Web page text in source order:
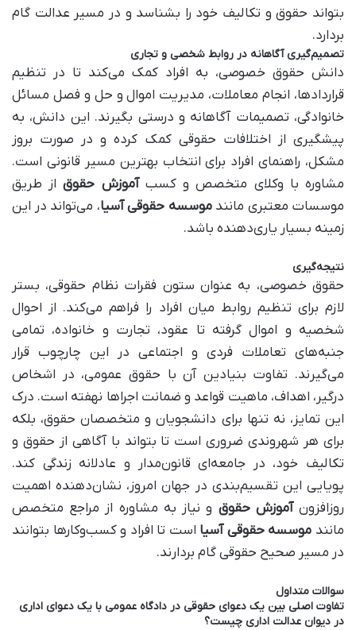
بتواند حقوق و تکالیف خود را بشناسد و در مسیر عدالت گام
بردارد.
تصمیم‌گیری آگاهانه در روابط شخصی و تجاری
دانش حقوق خصوصی، به افراد کمک می‌کند تا در تنظیم
قراردادها، انجام معاملات، مدیریت اموال و حل و فصل مسائل
خانوادگی، تصمیمات آگاهانه و درستی بگیرند. این دانش، به
پیشگیری از اختلافات حقوقی کمک کرده و در صورت بروز
مشکل، راهنمای افراد برای انتخاب بهترین مسیر قانونی است.
مشاوره با وکلای متخصص و کسبآموزش حقوقاز طریق
موسسات معتبری مانندموسسه حقوقی آسیا، می‌تواند در این
زمینه بسیار یاری‌دهنده باشد.
نتیجه‌گیری
حقوق خصوصی، به عنوان ستون فقرات نظام حقوقی، بستر
لازم برای تنظیم روابط میان افراد را فراهم می‌کند. از احوال
شخصیه و اموال گرفته تا عقود، تجارت و خانواده، تمامی
جنبه‌های تعاملات فردی و اجتماعی در این چارچوب قرار
می‌گیرند. تفاوت بنیادین آن با حقوق عمومی، در اشخاص
درگیر، اهداف، ماهیت قواعد و ضمانت اجراها نهفته است. درک
این تمایز، نه تنها برای دانشجویان و متخصصان حقوق، بلکه
برای هر شهروندی ضروری است تا بتواند با آگاهی از حقوق و
تکالیف خود، در جامعه‌ای قانون‌مدار و عادلانه زندگی کند.
پویایی این تقسیم‌بندی در جهان امروز، نشان‌دهنده اهمیت
روزافزونآموزش حقوق و نیاز به مشاوره از مراجع متخصص
مانند موسسه حقوقی آسیا است تا افراد و کسب‌وکارها بتوانند
در مسیر صحیح حقوقی گام بردارند.
سوالات متداول
تفاوت اصلی بین یک دعوای حقوقی در دادگاه عمومی با یک دعوای اداری
در دیوان عدالت اداری چیست؟